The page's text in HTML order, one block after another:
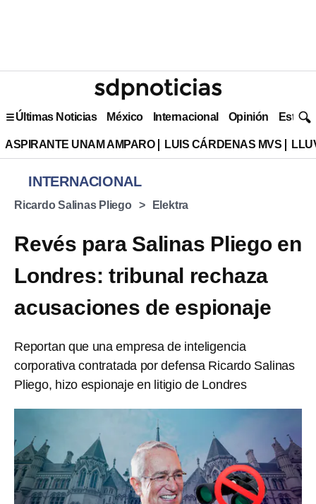
Últimas Noticias México Internacional Opinión Estilo
ASPIRANTE UNAM AMPARO LUIS CÁRDENAS MVS
INTERNACIONAL
Ricardo Salinas Pliego Elektra
Revés para Salinas Pliego en
Londres: tribunal rechaza
acusaciones de espionaje
Reportan que una empresa de inteligencia
corporativa contratada por defensa Ricardo Salinas
Pliego, hizo espionaje en litigio de Londres